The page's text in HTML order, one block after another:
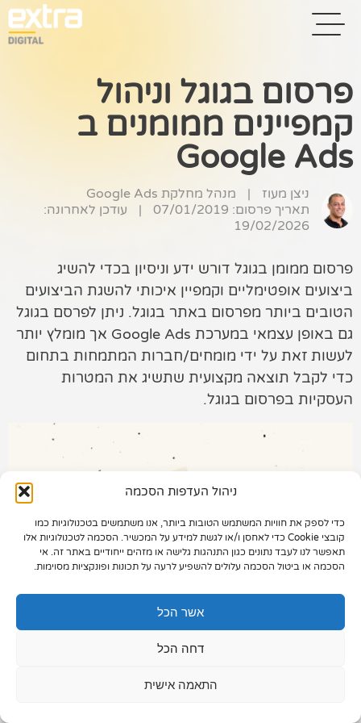
ניהול העדפות הסכמה
כדי לספק את חוויות המשתמש הטובות ביותר, אנו משתמשים בטכנולוגיות כמו
קובצי Cookie כדי לאחסן ו/או לגשת למידע על המכשיר. הסכמה לטכנולוגיות אלו
תאפשר לנו לעבד נתונים כגון התנהגות גלישה או מזהים ייחודיים באתר זה. אי
הסכמה או ביטול הסכמה עלולים להשפיע לרעה על תכונות ופונקציות מסוימות.
אשר הכל
דחה הכל
התאמה אישית
בית
בניית אתרים
קידום אתרים
פרסום בגוגל
רשתות חברתיות
שיווק לאתרי
סחר
קייס סטאדי
תיק עבודות
073-7028000
הפלד 7, חולון
info@extra.co.il
פרסום בגוגל וניהול
קמפיינים ממומנים ב
Google Ads
ניצן מעוז |
מנהל מחלקת Google Ads
תאריך פרסום: 07/01/2019
|
עודכן לאחרונה:
19/02/2026
פרסום ממומן בגוגל דורש ידע וניסיון בכדי להשיג
ביצועים אופטימליים וקמפיין איכותי להשגת הביצועים
הטובים ביותר מפרסום באתר בגוגל. ניתן לפרסם בגוגל
גם באופן עצמאי במערכת Google Ads אך מומלץ יותר
לעשות זאת על ידי מומחים/חברות המתמחות בתחום
כדי לקבל תוצאה מקצועית שתשיג את המטרות
העסקיות בפרסום בגוגל.